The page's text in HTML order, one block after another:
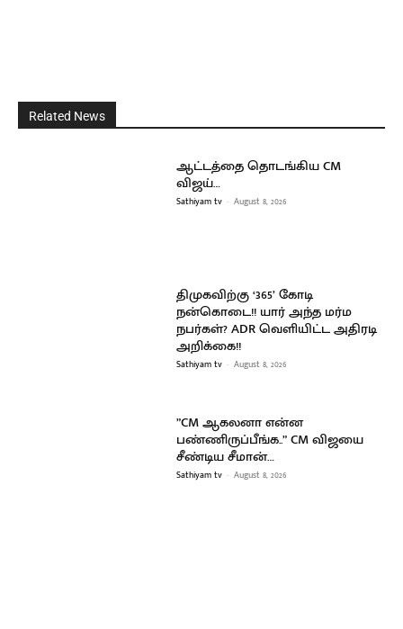
Related News
ஆட்டத்தை தொடங்கிய CM
விஜய்…
Sathiyam tv - August 8, 2026
திமுகவிற்கு ‘365’ கோடி
நன்கொடை!! யார் அந்த மர்ம
நபர்கள்? ADR வெளியிட்ட அதிரடி
அறிக்கை!!
Sathiyam tv - August 8, 2026
”CM ஆகலனா என்ன
பண்ணிருப்பீங்க..” CM விஜயை
சீண்டிய சீமான்…
Sathiyam tv - August 8, 2026